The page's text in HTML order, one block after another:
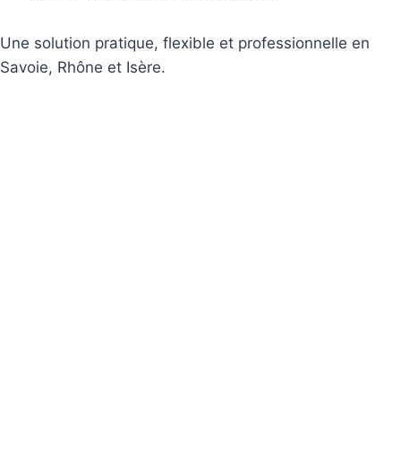
Une solution pratique, flexible et professionnelle en
Savoie, Rhône et Isère.